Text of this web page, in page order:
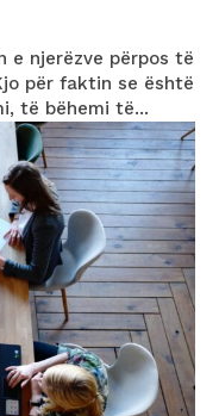
e njerëzve përpos të
për faktin se është
të bëhemi të...